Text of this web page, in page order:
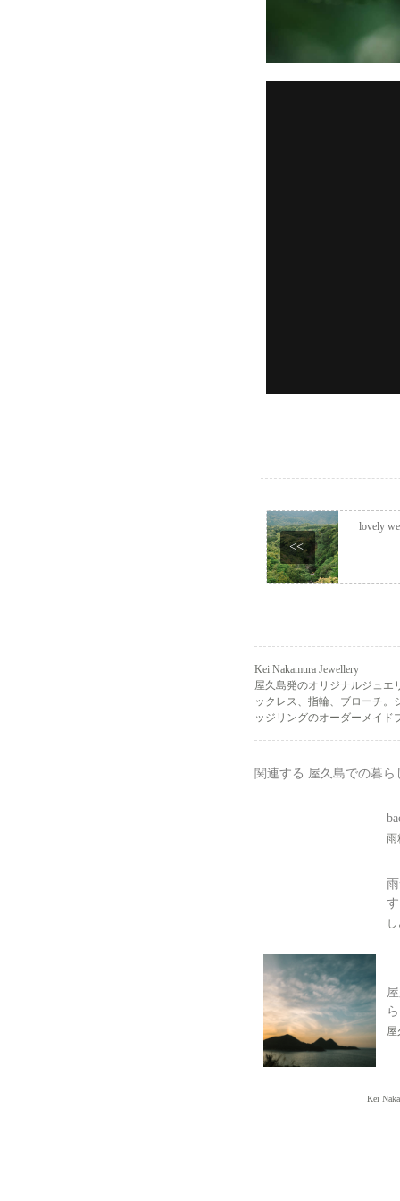
<<
lovely
Kei Nakamura Jewellery
屋久島発のオリジナルジュエ
ックレス、指輪、ブローチ
ッジリングのオーダーメイド
関連する 屋久島での暮ら
雨
屋
Kei